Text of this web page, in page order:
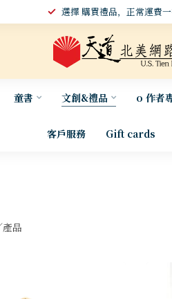
選擇 購買禮品，正常運費
童書 文創&禮品 o 作者
客戶服務 Gift cards
品